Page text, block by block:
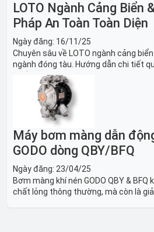
LOTO Ngành Cảng Biển
Pháp An Toàn Toàn Diện
Ngày đăng: 16/11/25
Chuyên sâu về LOTO ngành cảng
ngành đóng tàu. Hướng dẫn chi tiết
thiết bị và Giải pháp LOTO trong
Máy bơm màng dẫn
GODO dòng QBY/BFQ
Ngày đăng: 23/04/25
Bơm màng khí nén GODO QBY &
chất lỏng thông thường, mà còn là